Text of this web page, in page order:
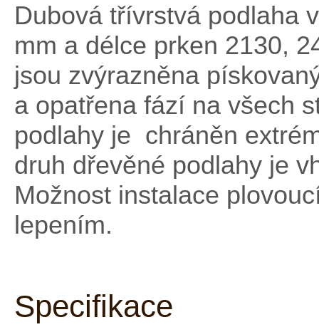
Dubová třívrstvá podlaha
mm a délce prken 2130,
jsou zvýrazněna
a opatřena fází na všech
podlahy je chráněn
druh dřevěné podlahy je
Možnost instalace
lepením.
Specifikace